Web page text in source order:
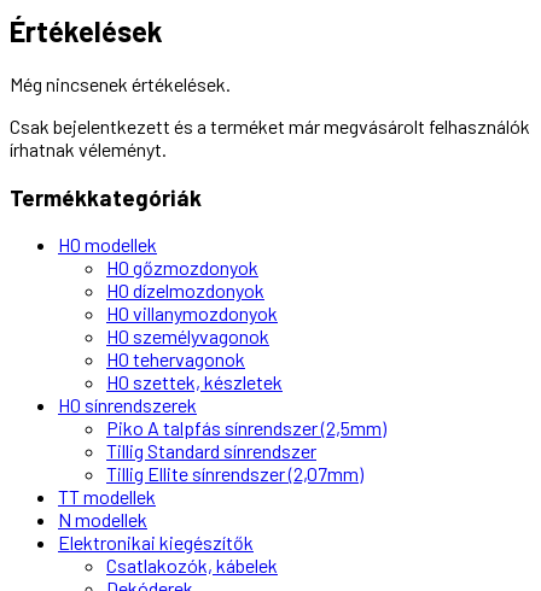
Értékelések
Még nincsenek értékelések.
Csak bejelentkezett és a terméket már megvásárolt felhasználók
írhatnak véleményt.
Termékkategóriák
H0 modellek
H0 gőzmozdonyok
H0 dízelmozdonyok
H0 villanymozdonyok
H0 személyvagonok
H0 tehervagonok
H0 szettek, készletek
H0 sínrendszerek
Piko A talpfás sínrendszer (2,5mm)
Tillig Standard sínrendszer
Tillig Ellite sínrendszer (2,07mm)
TT modellek
N modellek
Elektronikai kiegészítők
Csatlakozók, kábelek